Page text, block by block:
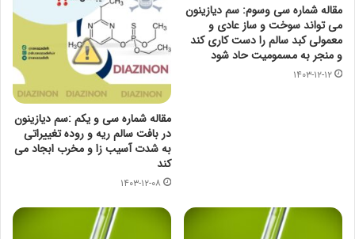
مقاله شماره سی وسوم: سم دیازینون
می تواند سوخت و ساز عادی و
معمولی کبد سالم را دست کاری کند
و منجر به مسمومیت حاد شود
۱۴۰۳-۱۲-۱۲
مقاله شماره سی و یکم :سم دیازینون
در بافت سالم ریه و روده تغییراتی
به شدت آسیب زا و مخرب ابجاد می
کند
۱۴۰۳-۱۲-۰۸